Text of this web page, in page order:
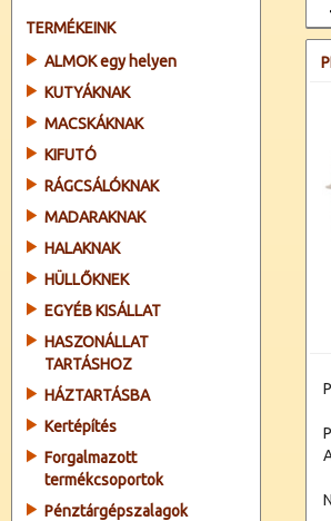
TERMÉKEINK
ALMOK egy helyen
KUTYÁKNAK
MACSKÁKNAK
KIFUTÓ
RÁGCSÁLÓKNAK
MADARAKNAK
HALAKNAK
HÜLLŐKNEK
EGYÉB KISÁLLAT
HASZONÁLLAT
TARTÁSHOZ
HÁZTARTÁSBA
Kertépítés
Forgalmazott
termékcsoportok
Pénztárgépszalagok